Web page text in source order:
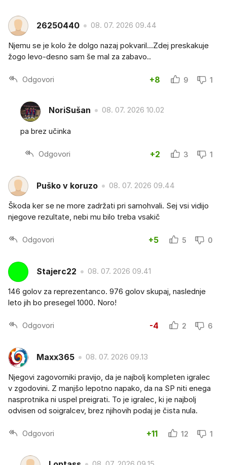
26250440 08. 07. 2026 09.44
Njemu se je kolo že dolgo nazaj pokvaril...Zdej preskakuje
žogo levo-desno sam še mal za zabavo..
Odgovori +8 9 1
NoriSušan 08. 07. 2026 10.02
pa brez učinka
Odgovori +2 3 1
Puško v koruzo 08. 07. 2026 09.44
Škoda ker se ne more zadržati pri samohvali. Sej vsi vidijo
njegove rezultate, nebi mu bilo treba vsakič
Odgovori +5 5 0
Stajerc22 08. 07. 2026 09.41
146 golov za reprezentanco. 976 golov skupaj, naslednje
leto jih bo presegel 1000. Noro!
Odgovori -4 2 6
Maxx365 08. 07. 2026 09.13
Njegovi zagovorniki pravijo, da je najbolj kompleten igralec
v zgodovini. Z manjšo lepotno napako, da na SP niti enega
nasprotnika ni uspel preigrati. To je igralec, ki je najbolj
odvisen od soigralcev, brez njihovih podaj je čista nula.
Odgovori +11 12 1